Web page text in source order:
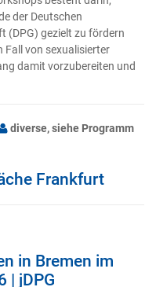
der Deutschen
(DPG) gezielt zu fördern
Fall von sexualisierter
damit vorzubereiten und
diverse, siehe Programm
Frankfurt
in Bremen im
| jDPG